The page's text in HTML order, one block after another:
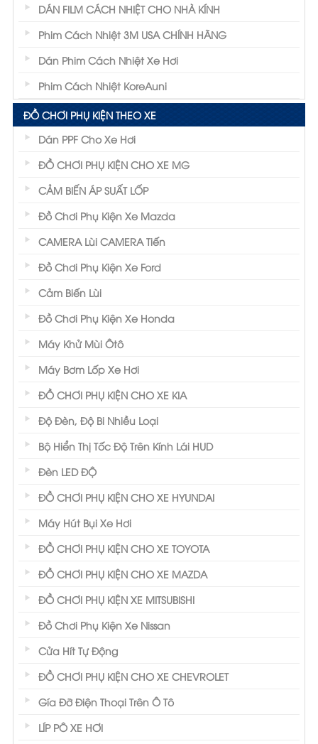
DÁN FILM CÁCH NHIỆT CHO NHÀ KÍNH
Phim Cách Nhiệt 3M USA CHÍNH HÃNG
Dán Phim Cách Nhiệt Xe Hơi
Phim Cách Nhiệt KoreAuni
ĐỒ CHƠI PHỤ KIỆN THEO XE
Dán PPF Cho Xe Hơi
ĐỒ CHƠI PHỤ KIỆN CHO XE MG
CẢM BIẾN ÁP SUẤT LỐP
Đồ Chơi Phụ Kiện Xe Mazda
CAMERA Lùi CAMERA Tiến
Đồ Chơi Phụ Kiện Xe Ford
Cảm Biến Lùi
Đồ Chơi Phụ Kiện Xe Honda
Máy Khử Mùi Ôtô
Máy Bơm Lốp Xe Hơi
ĐỒ CHƠI PHỤ KIỆN CHO XE KIA
Độ Đèn, Độ Bi Nhiều Loại
Bộ Hiển Thị Tốc Độ Trên Kính Lái HUD
Đèn LED ĐỘ
ĐỒ CHƠI PHỤ KIỆN CHO XE HYUNDAI
Máy Hút Bụi Xe Hơi
ĐỒ CHƠI PHỤ KIỆN CHO XE TOYOTA
ĐỒ CHƠI PHỤ KIỆN CHO XE MAZDA
ĐỒ CHƠI PHỤ KIỆN XE MITSUBISHI
Đồ Chơi Phụ Kiện Xe Nissan
Cửa Hít Tự Động
ĐỒ CHƠI PHỤ KIỆN CHO XE CHEVROLET
Gía Đỡ Điện Thoại Trên Ô Tô
LÍP PÔ XE HƠI